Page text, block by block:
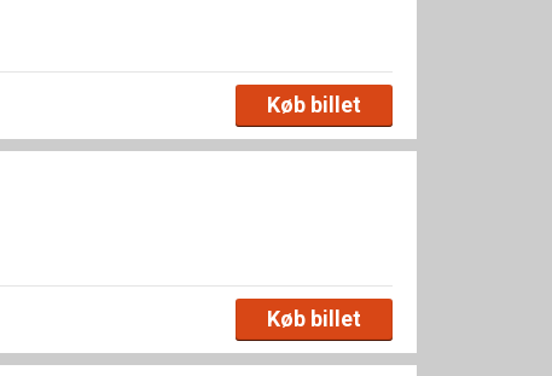
Køb billet
Køb billet